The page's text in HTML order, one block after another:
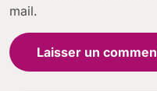
mail.